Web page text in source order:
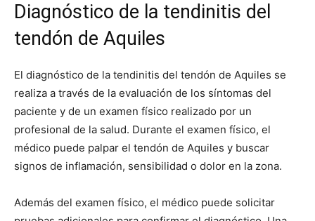
Diagnóstico de la tendinitis del
tendón de Aquiles
El diagnóstico de la tendinitis del tendón de Aquiles se
realiza a través de la evaluación de los síntomas del
paciente y de un examen físico realizado por un
profesional de la salud. Durante el examen físico, el
médico puede palpar el tendón de Aquiles y buscar
signos de inflamación, sensibilidad o dolor en la zona.
Además del examen físico, el médico puede solicitar